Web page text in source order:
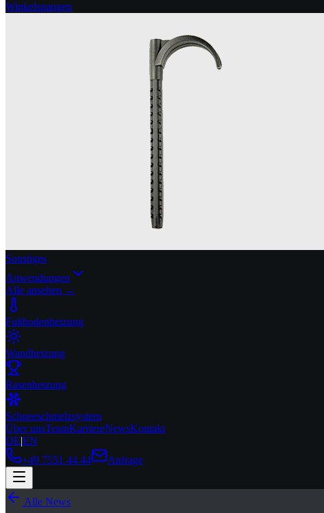
Winkelspangen
Sonstiges
Anwendungen
Alle ansehen →
Fußbodenheizung
Wandheizung
Rasenheizung
Schneeschmelzsystem
Über unsTeamKarriereNewsKontakt
DE|EN
+49 7551 44 44
Anfrage
Alle News